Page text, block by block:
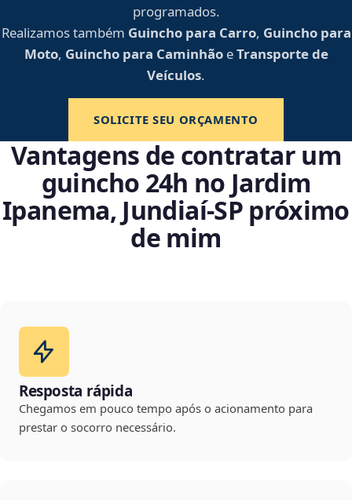
programados.
Realizamos também Guincho para Carro, Guincho para
Moto, Guincho para CaminhãoeTransporte de
Veículos.
SOLICITE SEU ORÇAMENTO
Vantagens de contratar um
guincho 24h no Jardim
Ipanema, Jundiaí‑SP próximo
de mim
Resposta rápida
Chegamos em pouco tempo após o acionamento para
prestar o socorro necessário.